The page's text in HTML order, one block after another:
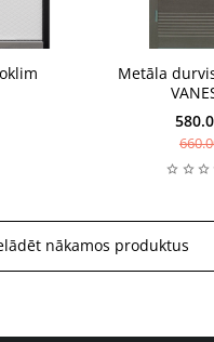
Noliktavā
Noliktavā
Metāla
nākamos produktus